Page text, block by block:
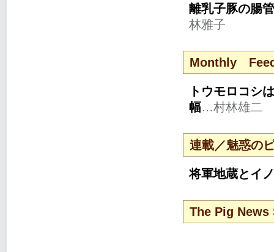
離乳子豚の腸
林雅子
Monthly
トウモロコシ
幅…村林雄二
連載／魅惑の
将軍地蔵とイ
The Pig News